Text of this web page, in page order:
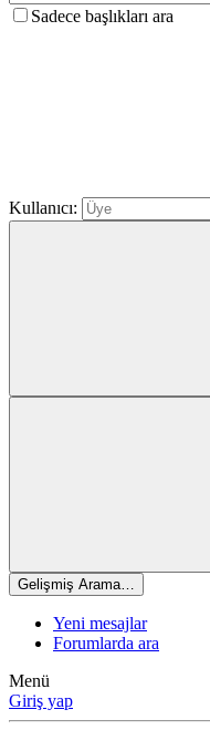
Sadece başlıkları ara
Kullanıcı:
Gelişmiş Arama…
Yeni mesajlar
Forumlarda ara
Menü
Giriş yap